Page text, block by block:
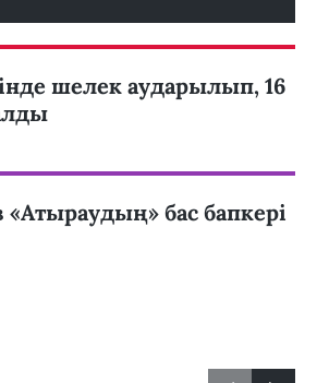
шелек аударылып, 16
бас бапкері